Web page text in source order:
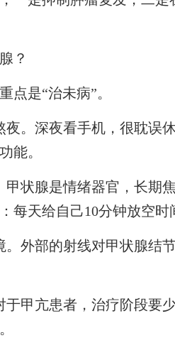
？
是“治未病”。
。深夜看手机，很耽误
能。
状腺是情绪器官，长期
每天给自己10分钟放空时
外部的射线对甲状腺结
甲亢患者，治疗阶段要